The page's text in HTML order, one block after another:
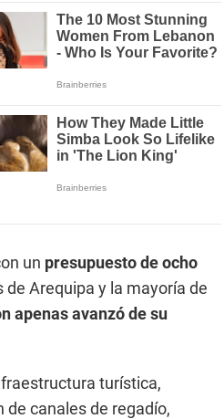
un presupuesto de ocho
de Arequipa y la mayoría de
apenas avanzó de su
turística,
canales de regadío,